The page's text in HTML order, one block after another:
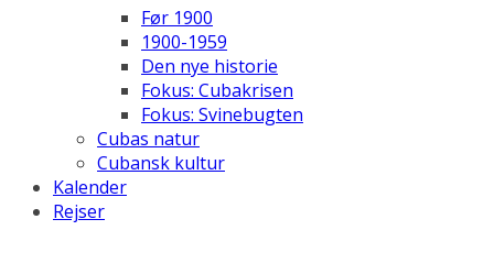
Før 1900
1900-1959
Den nye historie
Fokus: Cubakrisen
Fokus: Svinebugten
Cubas natur
Cubansk kultur
Kalender
Rejser